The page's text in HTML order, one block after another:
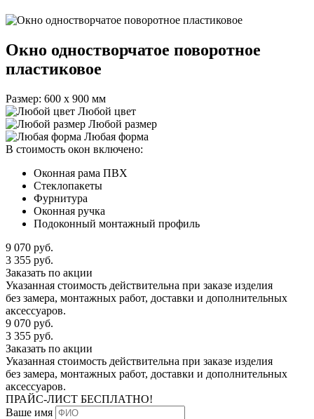
Окно одностворчатое поворотное
пластиковое
Размер: 600 х 900 мм
Любой цвет
Любой размер
Любая форма
В стоимость окон включено:
Оконная рама ПВХ
Стеклопакеты
Фурнитура
Оконная ручка
Подоконный монтажный профиль
9 070 руб.
3 355 руб.
Заказать по акции
Указанная стоимость действительна при заказе изделия
без замера, монтажных работ, доставки и дополнительных
аксессуаров.
9 070 руб.
3 355 руб.
Заказать по акции
Указанная стоимость действительна при заказе изделия
без замера, монтажных работ, доставки и дополнительных
аксессуаров.
ПРАЙС-ЛИСТ БЕСПЛАТНО!
Ваше имя